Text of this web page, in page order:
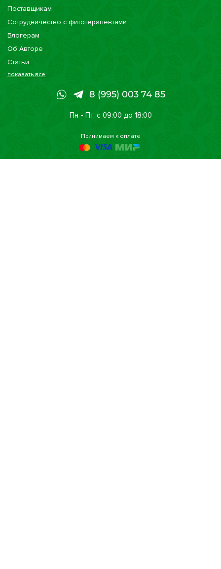
Поставщикам
Сотрудничество с фитотерапевтами
Блогерам
Об Авторе
Статьи
Консультации
Наши магазины
показать все
8 (995) 003 74 85
Пн - Пт, с 09:00 до 18:00
Принимаем к оплате